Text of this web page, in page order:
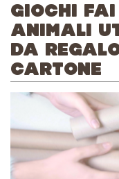
GIOCHI
ANIMALI
DA
CARTONE